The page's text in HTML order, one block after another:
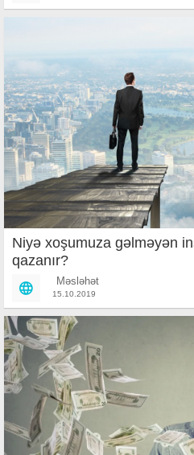
Niyə xoşumuza gəlməyən
qazanır?
Məsləhət
15.10.2019